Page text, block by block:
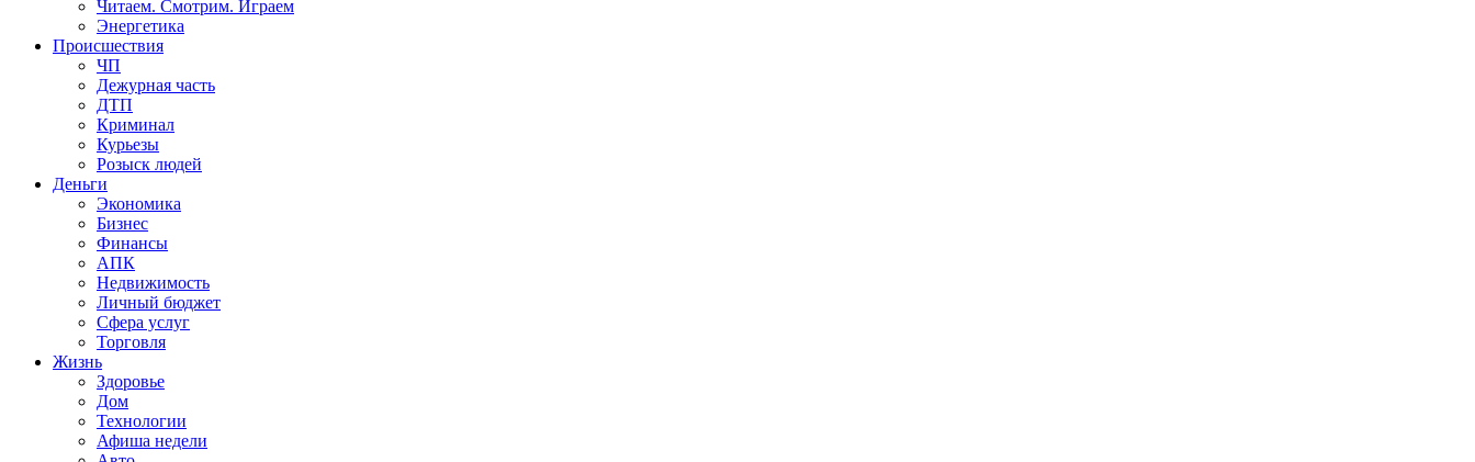
Читаем. Смотрим. Играем
Энергетика
Происшествия
ЧП
Дежурная часть
ДТП
Криминал
Курьезы
Розыск людей
Деньги
Экономика
Бизнес
Финансы
АПК
Недвижимость
Личный бюджет
Сфера услуг
Торговля
Жизнь
Здоровье
Дом
Технологии
Афиша недели